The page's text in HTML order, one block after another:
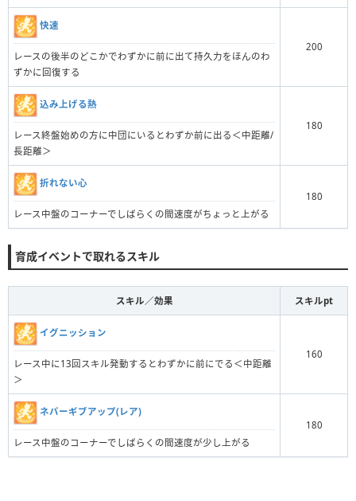
快速
レースの後半のどこかでわずかに前に出て持久力をほんのわ
ずかに回復する
200
込み上げる熱
レース終盤始めの方に中団にいるとわずか前に出る＜中距離/
長距離＞
180
折れない心
レース中盤のコーナーでしばらくの間速度がちょっと上がる
180
育成イベントで取れるスキル
スキル／効果 スキルpt
イグニッション
レース中に13回スキル発動するとわずかに前にでる＜中距離
＞
160
ネバーギブアップ(レア)
レース中盤のコーナーでしばらくの間速度が少し上がる
180